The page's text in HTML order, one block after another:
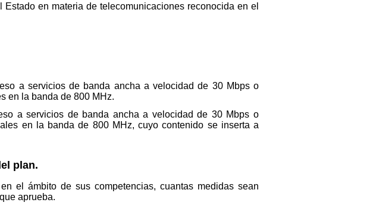
en materia de telecomunicaciones reconocida en el
a servicios de banda ancha a velocidad de 30 Mbps o
en la banda de 800 MHz.
a servicios de banda ancha a velocidad de 30 Mbps o
en la banda de 800 MHz, cuyo contenido se inserta a
plan.
el ámbito de sus competencias, cuantas medidas sean
aprueba.